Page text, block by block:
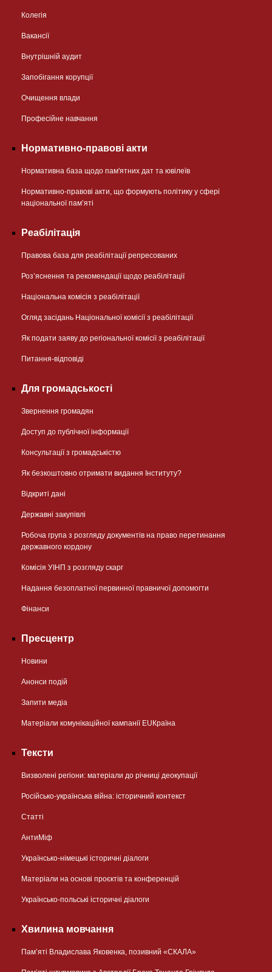
Колегія
Вакансії
Внутрішній аудит
Запобігання корупції
Очищення влади
Професійне навчання
Нормативно-правові акти
Нормативна база щодо пам'ятних дат та ювілеїв
Нормативно-правові акти, що формують політику у сфері
національної памʼяті
Реабілітація
Правова база для реабілітації репресованих
Розʼяснення та рекомендації щодо реабілітації
Національна комісія з реабілітації
Огляд засідань Національної комісії з реабілітації
Як подати заяву до регіональної комісії з реабілітації
Питання-відповіді
Для громадськості
Звернення громадян
Доступ до публічної інформації
Консультації з громадськістю
Як безкоштовно отримати видання Інституту?
Відкриті дані
Державні закупівлі
Робоча група з розгляду документів на право перетинання
державного кордону
Комісія УІНП з розгляду скарг
Надання безоплатної первинної правничої допомогти
Фінанси
Пресцентр
Новини
Анонси подій
Запити медіа
Матеріали комунікаційної кампанії EUКраїна
Тексти
Визволені регіони: матеріали до річниці деокупації
Російсько-українська війна: історичний контекст
Статті
АнтиМіф
Українсько-німецькі історичні діалоги
Матеріали на основі проєктів та конференцій
Українсько-польські історичні діалоги
Хвилина мовчання
Пам’яті Владислава Яковенка, позивний «СКАЛА»